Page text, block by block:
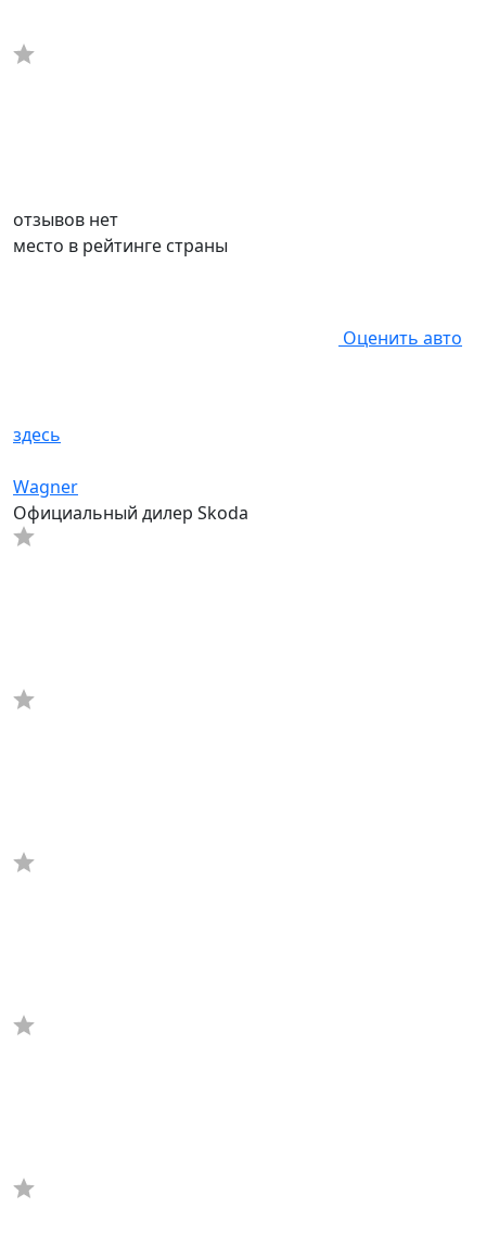
отзывов нет
место в рейтинге страны
Оценить авто
здесь
Wagner
Официальный дилер Skoda